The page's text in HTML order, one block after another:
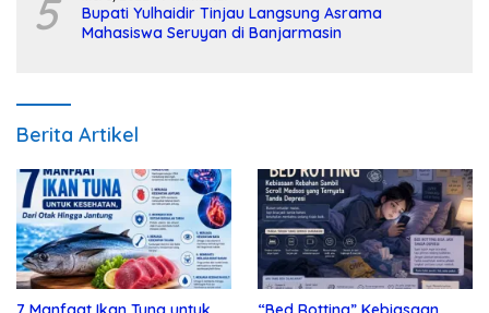
5
Bupati Yulhaidir Tinjau Langsung Asrama
Mahasiswa Seruyan di Banjarmasin
Berita Artikel